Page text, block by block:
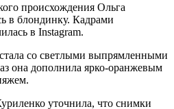
происхождения Ольга
в блондинку. Кадрами
в Instagram.
со светлыми выпрямленными
она дополнила ярко-оранжевым
уточнила, что снимки